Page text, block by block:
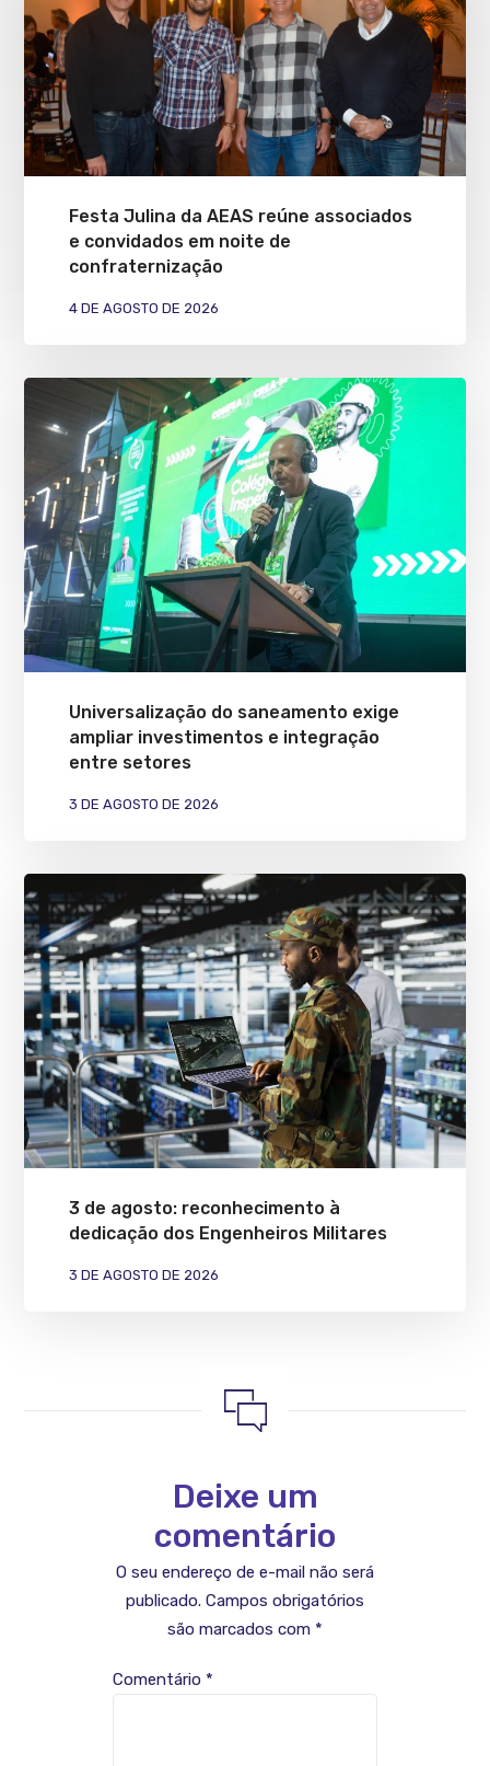
Festa Julina da AEAS reúne associados
e convidados em noite de
confraternização
4 DE AGOSTO DE 2026
Universalização do saneamento exige
ampliar investimentos e integração
entre setores
3 DE AGOSTO DE 2026
3 de agosto: reconhecimento à
dedicação dos Engenheiros Militares
3 DE AGOSTO DE 2026
Deixe um
comentário
O seu endereço de e-mail não será
publicado. Campos obrigatórios
são marcados com *
Comentário *